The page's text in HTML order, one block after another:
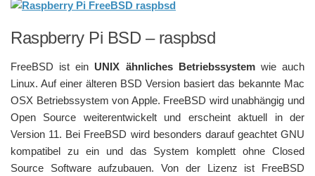
Raspberry Pi BSD – raspbsd
FreeBSD ist ein UNIX ähnliches Betriebssystemwie auch
Linux. Auf einer älteren BSD Version basiert das bekannte Mac
OSX Betriebssystem von Apple. FreeBSD wird unabhängig und
Open Source weiterentwickelt und erscheint aktuell in der
Version 11. Bei FreeBSD wird besonders darauf geachtet GNU
kompatibel zu ein und das System komplett ohne Closed
Source Software aufzubauen. Von der Lizenz ist FreeBSD